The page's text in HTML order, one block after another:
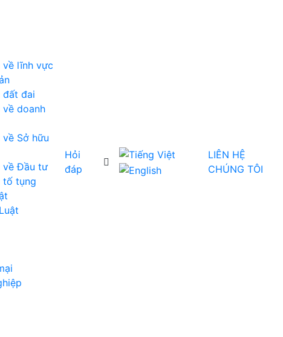
về lĩnh vực
đất đai
về doanh
về Sở hữu
về Đầu tư
tố tụng
Hỏi
đáp
LIÊN HỆ
CHÚNG TÔI